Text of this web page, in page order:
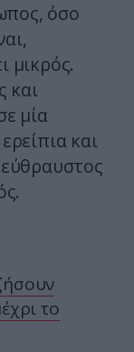
όσο
μικρός.
και
μία
και
το